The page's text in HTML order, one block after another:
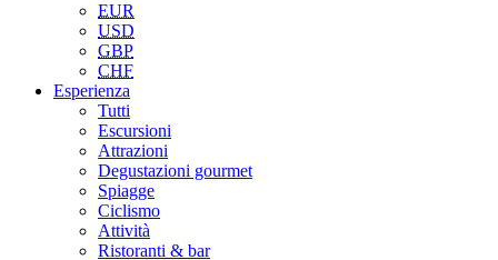
EUR
USD
GBP
CHF
Esperienza
Tutti
Escursioni
Attrazioni
Degustazioni gourmet
Spiagge
Ciclismo
Attività
Ristoranti & bar